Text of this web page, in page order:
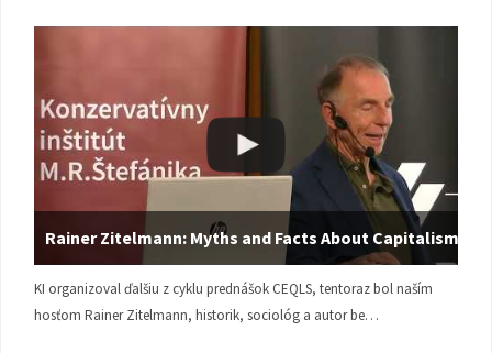
Rainer Zitelmann: Myths and Facts About Capitalism
KI organizoval ďalšiu z cyklu prednášok CEQLS, tentoraz bol naším
hosťom Rainer Zitelmann, historik, sociológ a autor be…